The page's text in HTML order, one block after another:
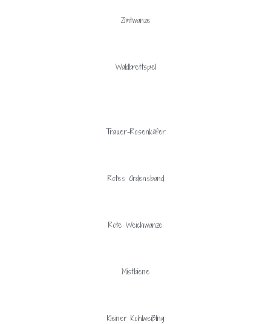
Zimtwanze
Waldbrettspiel
Trauer-Rosenkäfer
Rotes Ordensband
Rote Weichwanze
Mistbiene
Kleiner Kohlweißling